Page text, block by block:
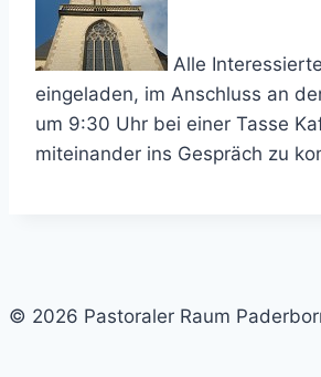
Alle
eingeladen, im Anschluss an
um 9:30 Uhr bei einer Tasse
miteinander ins Gespräch zu
© 2026 Pastoraler Raum